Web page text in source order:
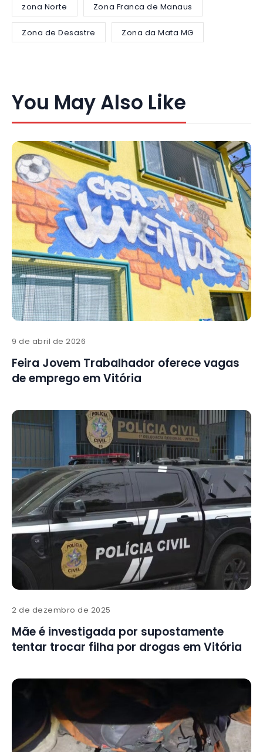
zona Norte Zona Franca de Manaus
Zona de Desastre Zona da Mata MG
You May Also Like
9 de abril de 2026
Feira Jovem Trabalhador oferece vagas
de emprego em Vitória
2 de dezembro de 2025
Mãe é investigada por supostamente
tentar trocar filha por drogas em Vitória